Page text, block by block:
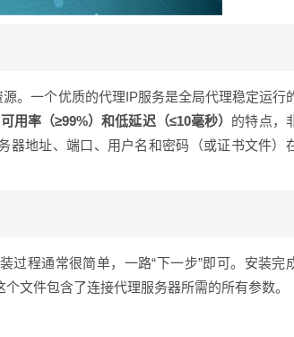
。一个优质的代理IP服务是全局代理稳定运行
用率（≥99%）和低延迟（≤10毫秒） 的特点，
器地址、端口、用户名和密码（或证书文件）
过程通常很简单，一路“下一步”即可。安装完
个文件包含了连接代理服务器所需的所有参数。